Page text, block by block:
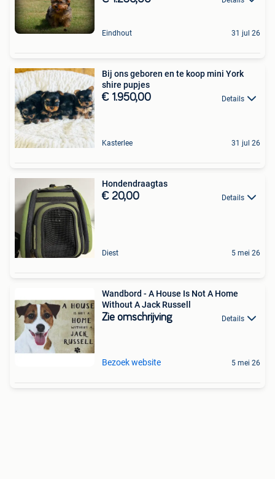
Eindhout 31 jul 26
Bij ons geboren en te koop mini York
shire pupjes
€ 1.950,00 Details
Kasterlee 31 jul 26
Hondendraagtas
€ 20,00 Details
Diest 5 mei 26
Wandbord - A House Is Not A Home
Without A Jack Russell
Zie omschrijving Details
Bezoek website 5 mei 26